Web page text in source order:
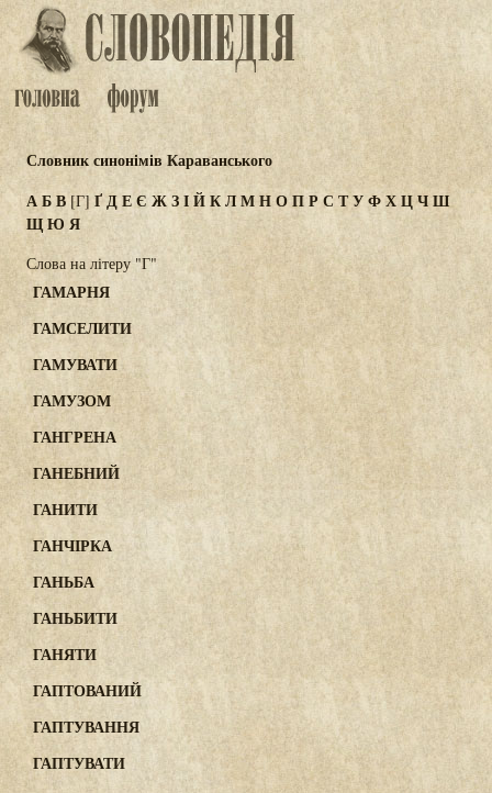
Словник синонімів Караванського
АБВ[Г] ҐДЕЄ ЖЗІЙКЛМНОПР СТУФХЦЧШ
ЩЮ Я
Слова на літеру "Г"
ГАМАРНЯ
ГАМСЕЛИТИ
ГАМУВАТИ
ГАМУЗОМ
ГАНГРЕНА
ГАНЕБНИЙ
ГАНИТИ
ГАНЧІРКА
ГАНЬБА
ГАНЬБИТИ
ГАНЯТИ
ГАПТОВАНИЙ
ГАПТУВАННЯ
ГАПТУВАТИ